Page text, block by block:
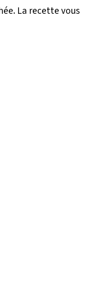
La recette vous